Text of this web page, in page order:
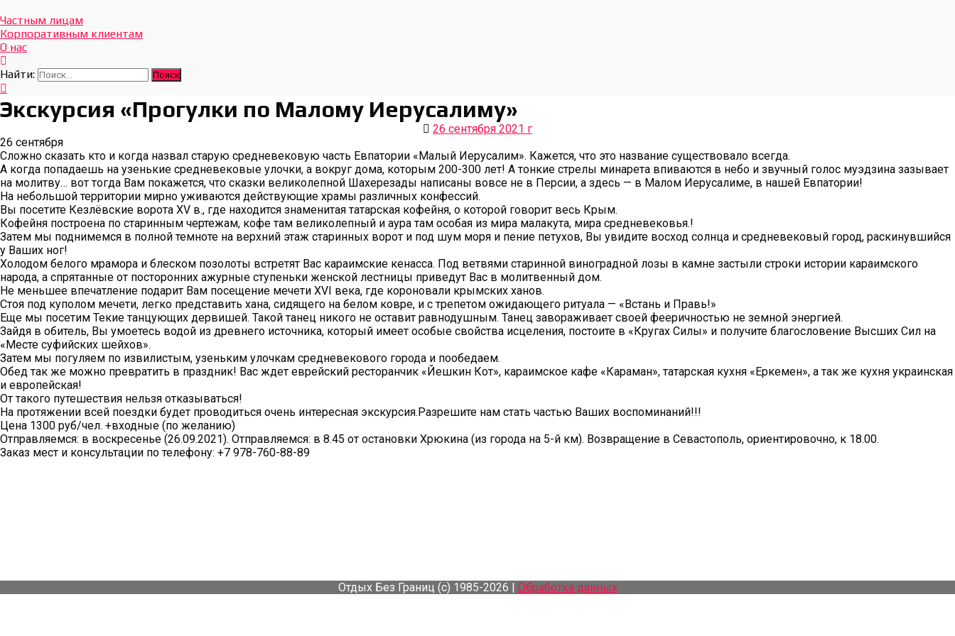
Отдых Без Границ
Эксклюзивные экскурсии по Севастополю и Крыму
Частным лицам
Корпоративным клиентам
О нас
Найти:
Экскурсия «Прогулки по Малому Иерусалиму»
26 сентября 2021 г
26 сентября
Сложно сказать кто и когда назвал старую средневековую часть Евпатории «Малый Иерусалим». Кажется, что это название существовало всегда.
А когда попадаешь на узенькие средневековые улочки, а вокруг дома, которым 200-300 лет! А тонкие стрелы минарета впиваются в небо и звучный голос муэдзина зазывает
на молитву… вот тогда Вам покажется, что сказки великолепной Шахерезады написаны вовсе не в Персии, а здесь — в Малом Иерусалиме, в нашей Евпатории!
На небольшой территории мирно уживаются действующие храмы различных конфессий.
Вы посетите Кезлёвские ворота XV в., где находится знаменитая татарская кофейня, о которой говорит весь Крым.
Кофейня построена по старинным чертежам, кофе там великолепный и аура там особая из мира малакута, мира средневековья.!
Затем мы поднимемся в полной темноте на верхний этаж старинных ворот и под шум моря и пение петухов, Вы увидите восход солнца и средневековый город, раскинувшийся
у Ваших ног!
Холодом белого мрамора и блеском позолоты встретят Вас караимские кенасса. Под ветвями старинной виноградной лозы в камне застыли строки истории караимского
народа, а спрятанные от посторонних ажурные ступеньки женской лестницы приведут Вас в молитвенный дом.
Не меньшее впечатление подарит Вам посещение мечети XVI века, где короновали крымских ханов.
Стоя под куполом мечети, легко представить хана, сидящего на белом ковре, и с трепетом ожидающего ритуала — «Встань и Правь!»
Еще мы посетим Текие танцующих дервишей. Такой танец никого не оставит равнодушным. Танец завораживает своей фееричностью не земной энергией.
Зайдя в обитель, Вы умоетесь водой из древнего источника, который имеет особые свойства исцеления, постоите в «Кругах Силы» и получите благословение Высших Сил на
«Месте суфийских шейхов».
Затем мы погуляем по извилистым, узеньким улочкам средневекового города и пообедаем.
Обед так же можно превратить в праздник! Вас ждет еврейский ресторанчик «Йешкин Кот», караимское кафе «Караман», татарская кухня «Еркемен», а так же кухня украинская
и европейская!
От такого путешествия нельзя отказываться!
На протяжении всей поездки будет проводиться очень интересная экскурсия.Разрешите нам стать частью Ваших воспоминаний!!!
Цена 1300 руб/чел. +входные (по желанию)
Отправляемся: в воскресенье (26.09.2021). Отправляемся: в 8.45 от остановки Хрюкина (из города на 5-й км). Возвращение в Севастополь, ориентировочно, к 18.00.
Заказ мест и консультации по телефону: +7 978-760-88-89
Отдых Без Границ (с) 1985-2026 | Обработка данных